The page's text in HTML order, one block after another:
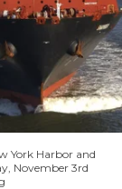
York Harbor and
November 3rd